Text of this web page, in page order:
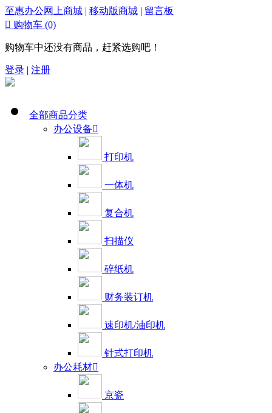
至惠办公网上商城 | 移动版商城 | 留言板
 购物车 (0)
购物车中还没有商品，赶紧选购吧！
登录 | 注册
全部商品分类
办公设备
打印机
一体机
复合机
扫描仪
碎纸机
财务装订机
速印机/油印机
针式打印机
办公耗材
京瓷